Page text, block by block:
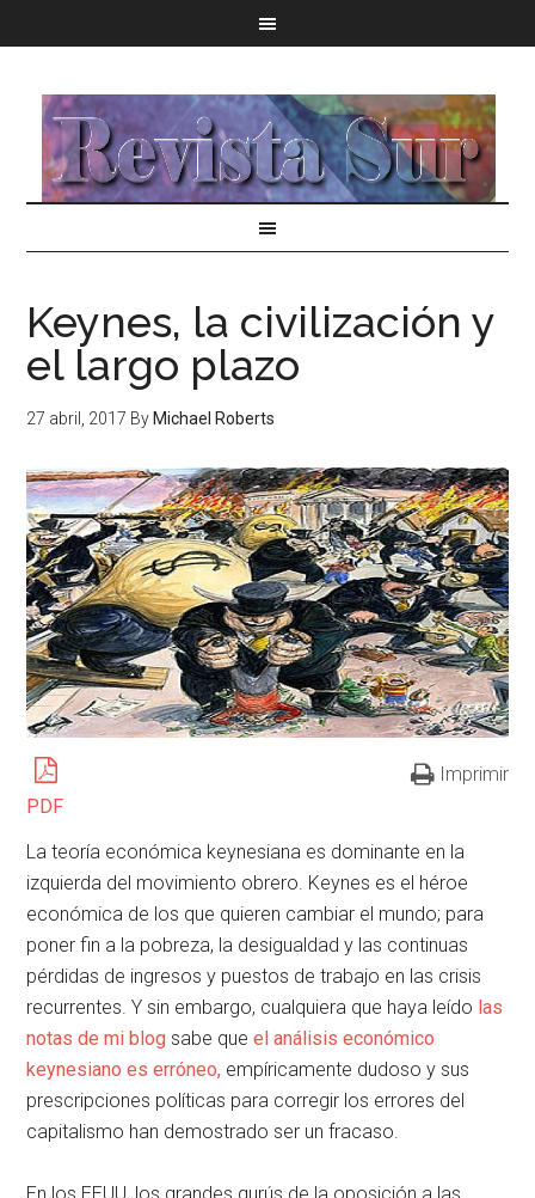
Keynes, la civilización y
el largo plazo
27 abril, 2017 By Michael Roberts
PDF
Imprimir
La teoría económica keynesiana es dominante en la
izquierda del movimiento obrero. Keynes es el héroe
económica de los que quieren cambiar el mundo; para
poner fin a la pobreza, la desigualdad y las continuas
pérdidas de ingresos y puestos de trabajo en las crisis
recurrentes. Y sin embargo, cualquiera que haya leído las
notas de mi blog sabe queel análisis económico
keynesiano es erróneo, empíricamente dudoso y sus
prescripciones políticas para corregir los errores del
capitalismo han demostrado ser un fracaso.